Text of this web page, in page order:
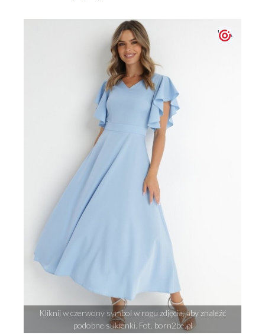
Kliknij w czerwony symbol w rogu zdjęcia, aby znaleźć
podobne sukienki. Fot. born2be.pl
' + \